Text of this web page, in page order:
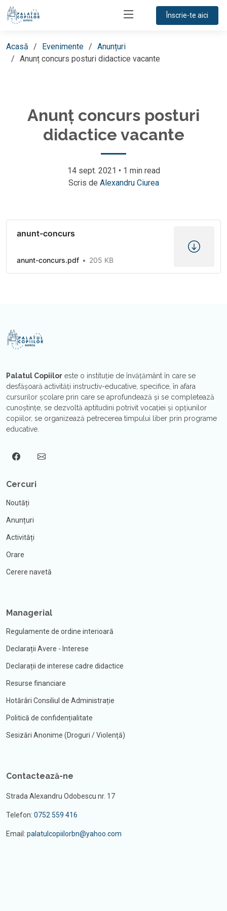
Înscrie-te aici
Acasă Evenimente
Anunțuri
Anunț concurs posturi didactice vacante
Anunț concurs posturi
didactice vacante
14 sept. 2021 • 1 min read
Scris de Alexandru Ciurea
anunt-concurs
anunt-concurs.pdf 205 KB
Palatul Copiilor este o instituţie de învăţământ în care se
desfăşoară activităţi instructiv-educative, specifice, în afara
cursurilor şcolare prin care se aprofundează şi se completează
cunoştinţe, se dezvoltă aptitudini potrivit vocaţiei şi opțiunilor
copiilor, se organizează petrecerea timpului liber prin programe
educative.
Cercuri
Noutăți
Anunțuri
Activități
Orare
Cerere navetă
Managerial
Regulamente de ordine interioară
Declarații Avere - Interese
Declarații de interese cadre didactice
Resurse financiare
Hotărâri Consiliul de Administrație
Politică de confidențialitate
Sesizări Anonime (Droguri / Violență)
Contactează-ne
Strada Alexandru Odobescu nr. 17
Telefon: 0752 559 416
Email: palatulcopiilorbn@yahoo.com